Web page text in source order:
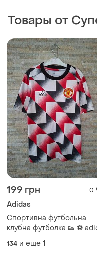
Товары от
199 грн 0
Adidas
Спортивна футбольна
клубна футболка 👟 ⚽️
🥅 🏃 manchester united 9-
років, 140 см манчестер
134 и еще 1